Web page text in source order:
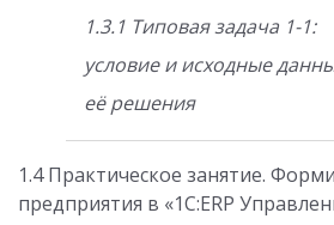
1.3.1 Типовая задача 1-1:
условие и исходные
её решения
1.4 Практическое занятие.
предприятия в «1С:ERP